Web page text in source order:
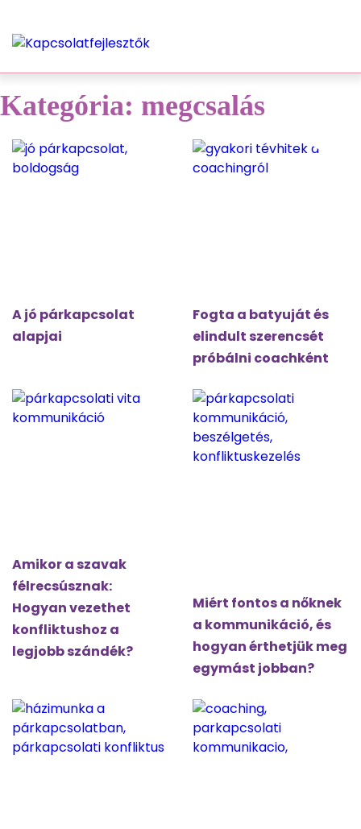
Kategória: megcsalás
A jó párkapcsolat
alapjai
Fogta a batyuját és
elindult szerencsét
próbálni coachként
Amikor a szavak
félrecsúsznak:
Hogyan vezethet
konfliktushoz a
legjobb szándék?
Miért fontos a nőknek
a kommunikáció, és
hogyan érthetjük meg
egymást jobban?